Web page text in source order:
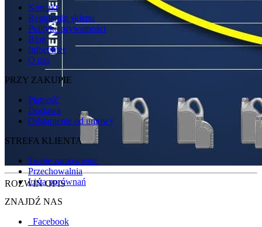
ROZWIŃ OPIS
Kontakt
Regulamin sklepu
Polityka prywatności
Blog
Infocenter
O nas
PRZY ZAKUPIE
Płatność
Dostawa
Odstąpienie od umowy
STREFA KLIENTA
Twoje zamówienie
Przechowalnia
Lista porównań
ZNAJDŹ NAS
Facebook